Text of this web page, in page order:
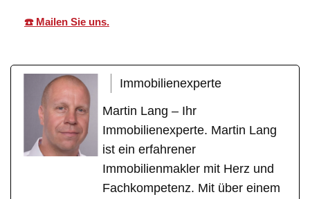
☎️ Mailen Sie uns.
Immobilienexperte
Martin Lang – Ihr
Immobilienexperte. Martin Lang
ist ein erfahrener
Immobilienmakler mit Herz und
Fachkompetenz. Mit über einem